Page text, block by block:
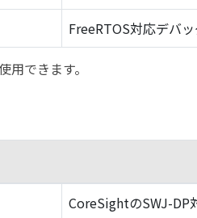
FreeRTOS対応デバ
できます。
CoreSightのSWJ-DP